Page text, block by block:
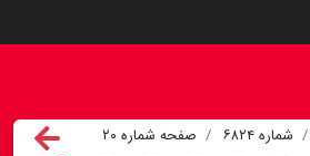
شماره ۶۸۲۴
صفحه شماره ۲۰